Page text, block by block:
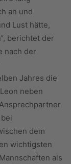
an und
Lust hätte,
berichtet der
nach der
Jahres die
neben
dem
wichtigsten
als